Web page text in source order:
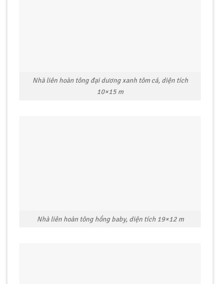
Nhà liên hoàn tông đại dương xanh tôm cá, diện tích
10×15 m
Nhà liên hoàn tông hồng baby, diện tích 19×12 m